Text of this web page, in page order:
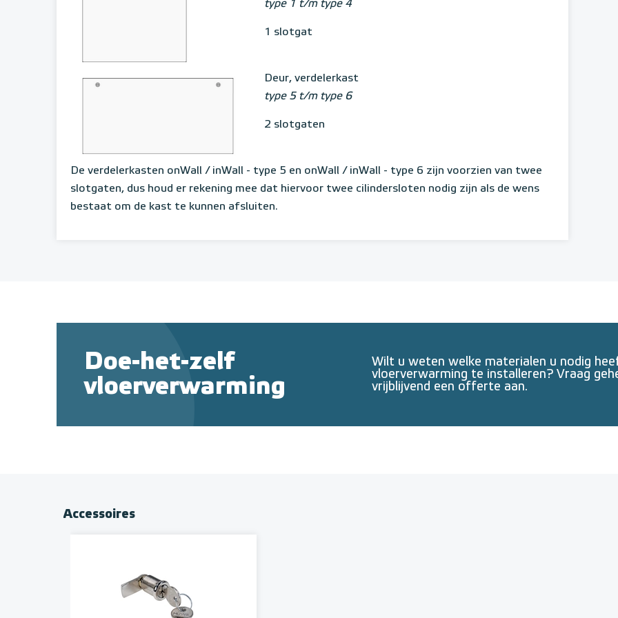
type 1 t/m type 4
1 slotgat
Deur, verdelerkast
type 5 t/m type 6
2 slotgaten
De verdelerkasten onWall / inWall - type 5 en onWall / inWall - type 6 zijn voorzien van twee
slotgaten, dus houd er rekening mee dat hiervoor twee cilindersloten nodig zijn als de wens
bestaat om de kast te kunnen afsluiten.
Doe-het-zelf
vloerverwarming
Wilt u weten welke materialen u nodig
vloerverwarming te installeren? Vraag
vrijblijvend een offerte aan.
Accessoires